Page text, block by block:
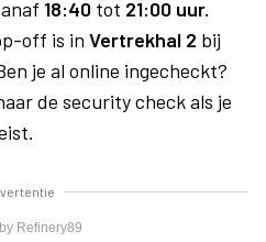
18:40 tot 21:00 uur.
off is in Vertrekhal 2 bij
je al online ingecheckt?
de security check als je
Refinery89